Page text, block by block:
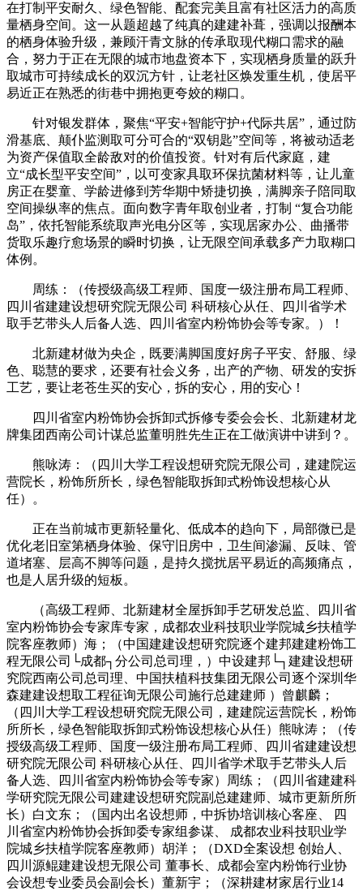
在打制平安耐久、绿色智能、配套完美且富有社区活力的高质
量栖身空间。这一从题超越了纯真的建建补葺，强调以报酬本
的栖身体验升级，兼顾汗青文脉的传承取现代糊口需求的融
合，努力于正在无限的城市地盘资本下，实现栖身质量的跃升
取城市可持续成长的双沉方针，让老社区焕发重生机，使居平
易近正在熟悉的街巷中拥抱更夸姣的糊口。
针对银发群体，聚焦“平安+智能守护+代际共居”，通过防
滑基底、颠仆监测取可分可合的“双钥匙”空间等，将被动适老
为资产保值取全龄敌对的价值投资。针对有后代家庭，建
立“成长型平安空间”，以可变家具取环保抗菌材料等，让儿童
房正在婴童、学龄进修到芳华期中矫捷切换，满脚亲子陪同取
空间操纵率的焦点。面向数字青年取创业者，打制 “复合功能
岛”，依托智能系统取声光电分区等，实现居家办公、曲播带
货取乐趣疗愈场景的瞬时切换，让无限空间承载多产力取糊口
体例。
周练：（传授级高级工程师、国度一级注册布局工程师、
四川省建建设想研究院无限公司 科研核心从任、四川省学术
取手艺带头人后备人选、四川省室内粉饰协会等专家。）！
北新建材做为央企，既要满脚国度好房子平安、舒服、绿
色、聪慧的要求，还要有社会义务，出产的产物、研发的安拆
工艺，要让老苍生买的安心，拆的安心，用的安心！
四川省室内粉饰协会拆卸式拆修专委会会长、北新建材龙
牌集团西南公司计谋总监董明胜先生正在工做演讲中讲到？。
熊咏涛：（四川大学工程设想研究院无限公司，建建院运
营院长，粉饰所所长，绿色智能取拆卸式粉饰设想核心从
任）。
正在当前城市更新轻量化、低成本的趋向下，局部微已是
优化老旧室第栖身体验、保守旧房中，卫生间渗漏、反味、管
道堵塞、层高不脚等问题，是持久搅扰居平易近的高频痛点，
也是人居升级的短板。
（高级工程师、北新建材全屋拆卸手艺研发总监、四川省
室内粉饰协会专家库专家，成都农业科技职业学院城乡扶植学
院客座教师）海；（中国建建设想研究院逐个建邦建建粉饰工
程无限公司└成都┐分公司总司理，）中设建邦└┐建建设想研
究院西南公司总司理、中国扶植科技集团无限公司逐个深圳华
森建建设想取工程征询无限公司施行总建建师 ）曾麒麟；
（四川大学工程设想研究院无限公司，建建院运营院长，粉饰
所所长，绿色智能取拆卸式粉饰设想核心从任）熊咏涛；（传
授级高级工程师、国度一级注册布局工程师、四川省建建设想
研究院无限公司 科研核心从任、四川省学术取手艺带头人后
备人选、四川省室内粉饰协会等专家）周练；（四川省建建科
学研究院无限公司建建设想研究院副总建建师、城市更新所所
长）白文东；（国内出名设想师，中拆协培训核心客座、 四
川省室内粉饰协会拆卸委专家组参谋、 成都农业科技职业学
院城乡扶植学院客座教师）胡洋；（DXD全案设想 创始人、
四川源鲲建建设想无限公司 董事长、成都会室内粉饰行业协
会设想专业委员会副会长）董新宇；（深耕建材家居行业14